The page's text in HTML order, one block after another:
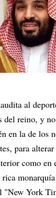
al
del reino, y
en la de los
para
como en
"New York